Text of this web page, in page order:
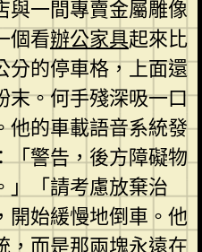
與一間專賣金屬雕像
個看辦公家具起來比
分的停車格，上面還
末。何手殘深吸一口
他的車載語音系統發
「警告，後方障礙物
」「請考慮放棄治
開始緩慢地倒車。他
，而是那兩塊永遠在